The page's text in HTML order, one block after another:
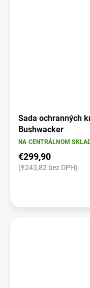
Sada ochranných
Bushwacker
NA CENTRÁLNOM
€299,90
(€243,82 bez DPH)